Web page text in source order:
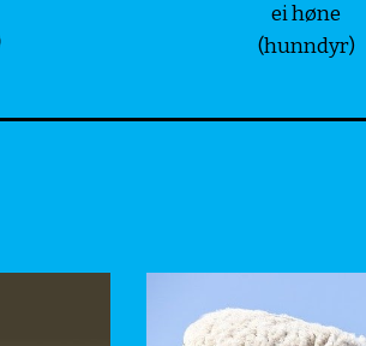
ei høne
(hunndyr)